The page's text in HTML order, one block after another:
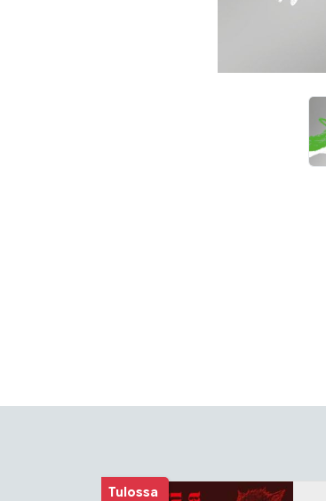
Tuoteluettelon alku
Tulossa